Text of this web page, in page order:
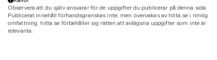
Observera att du själv ansvarar för de uppgifter du publicerar på denna sida.
Publicerat innehåll förhandsgranskas inte, men övervakas av hitta.se i rimlig
omfattning. hitta.se förbehåller sig rätten att avlägsna uppgifter som inte är
relevanta.